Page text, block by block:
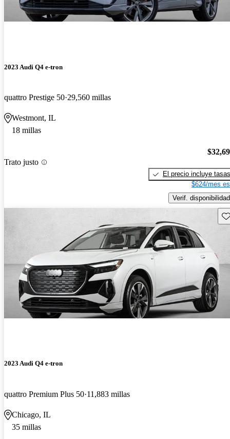
2023 Audi Q4 e-tron
quattro Prestige 50 29,560 millas
Westmont, IL
18 millas
Trato justo
El precio incluye tasas
$624/mes
Verif. disponibilidad
2023 Audi Q4 e-tron
quattro Premium Plus 50 11,883 millas
Chicago, IL
35 millas